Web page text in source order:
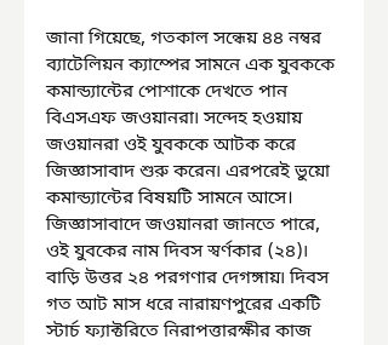
জানা গিয়েছে, গতকাল সন্ধেয় ৪৪ নম্বর
ব্যাটেলিয়ন ক্যাম্পের সামনে এক যুবককে
কমান্ড্যান্টের পোশাকে দেখতে পান
বিএসএফ জওয়ানরা৷ সন্দেহ হওয়ায়
জওয়ানরা ওই যুবককে আটক করে
জিজ্ঞাসাবাদ শুরু করেন৷ এরপরেই ভুয়ো
কমান্ড্যান্টের বিষয়টি সামনে আসে।
জিজ্ঞাসাবাদে জওয়ানরা জানতে পারে,
ওই যুবকের নাম দিবস স্বর্ণকার (২৪)৷
বাড়ি উত্তর ২৪ পরগণার দেগঙ্গায়৷ দিবস
গত আট মাস ধরে নারায়ণপুরের একটি
স্টার্চ ফ্যাক্টরিতে নিরাপত্তারক্ষীর কাজ